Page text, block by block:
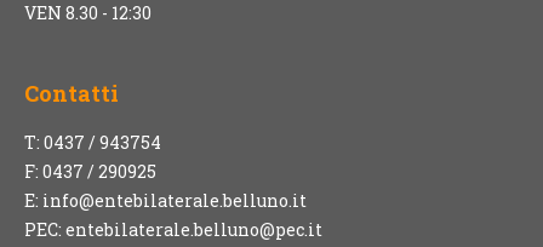
VEN 8.30 - 12:30
Contatti
T: 0437 / 943754
F: 0437 / 290925
E: info@entebilaterale.belluno.it
PEC: entebilaterale.belluno@pec.it